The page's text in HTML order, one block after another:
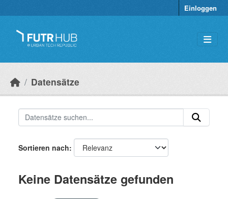
Einloggen
Datensätze
Sortieren nach
Keine Datensätze gefunden